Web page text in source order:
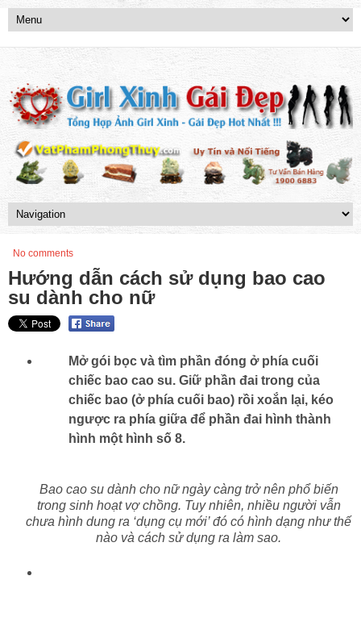
No comments
Hướng dẫn cách sử dụng bao cao
su dành cho nữ
Mở gói bọc và tìm phần đóng ở phía cuối
chiếc bao cao su. Giữ phần đai trong của
chiếc bao (ở phía cuối bao) rồi xoắn lại, kéo
ngược ra phía giữa để phần đai hình thành
hình một hình số 8.
Bao cao su dành cho nữ ngày càng trở nên phổ biến
trong sinh hoạt vợ chồng. Tuy nhiên, nhiều người vẫn
chưa hình dung ra ‘dụng cụ mới’ đó có hình dạng như thế
nào và cách sử dụng ra làm sao.